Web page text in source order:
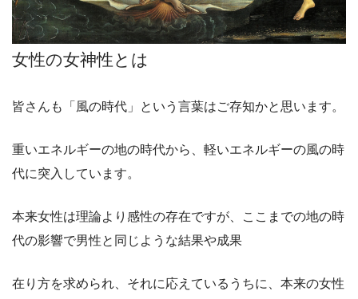
女性の女神性とは
皆さんも「風の時代」という言葉はご存知かと思います。
重いエネルギーの地の時代から、軽いエネルギーの風の時
代に突入しています。
本来女性は理論より感性の存在ですが、ここまでの地の時
代の影響で男性と同じような結果や成果
在り方を求められ、それに応えているうちに、本来の女性